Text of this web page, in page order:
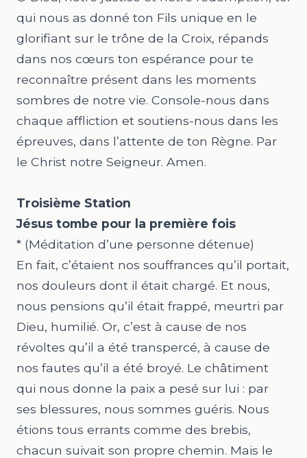
qui nous as donné ton Fils unique en le
glorifiant sur le trône de la Croix, répands
dans nos cœurs ton espérance pour te
reconnaître présent dans les moments
sombres de notre vie. Console-nous dans
chaque affliction et soutiens-nous dans les
épreuves, dans l’attente de ton Règne. Par
le Christ notre Seigneur. Amen.
Troisième Station
Jésus tombe pour la première fois
* (Méditation d’une personne détenue)
En fait, c’étaient nos souffrances qu’il portait,
nos douleurs dont il était chargé. Et nous,
nous pensions qu’il était frappé, meurtri par
Dieu, humilié. Or, c’est à cause de nos
révoltes qu’il a été transpercé, à cause de
nos fautes qu’il a été broyé. Le châtiment
qui nous donne la paix a pesé sur lui : par
ses blessures, nous sommes guéris. Nous
étions tous errants comme des brebis,
chacun suivait son propre chemin. Mais le